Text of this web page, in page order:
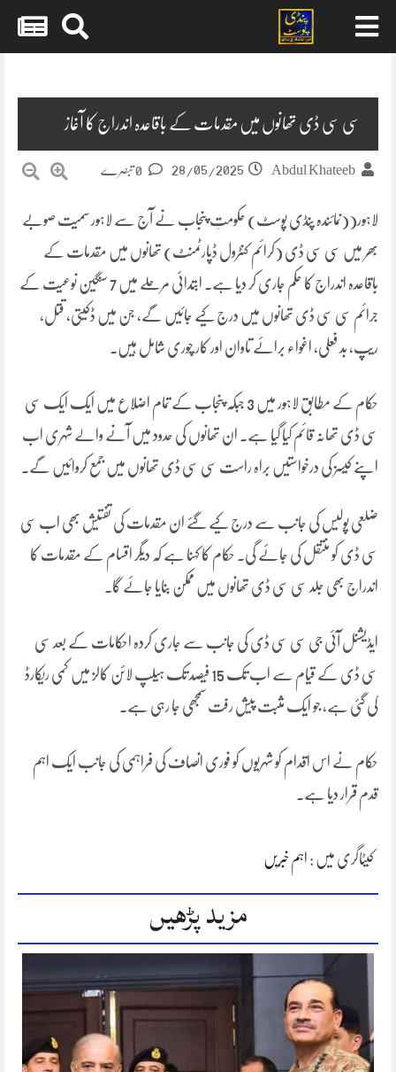
سی سی ڈی تھانوں میں مقدمات کے باقاعدہ اندراج کا آغاز
Abdul Khateeb
28/05/2025
لاہور((نمائندہ پنڈی پوسٹ) حکومتِ پنجاب نے آج سے لاہور سمیت صوبے
بھر میں سی سی ڈی (کرائم کنٹرول ڈپارٹمنٹ) تھانوں میں مقدمات کے
باقاعدہ اندراج کا حکم جاری کر دیا ہے۔ ابتدائی مرحلے میں 7 سنگین نوعیت کے
جرائم سی سی ڈی تھانوں میں درج کیے جائیں گے، جن میں ڈکیتی، قتل،
ریپ، بد فعلی، اغواء برائے تاوان اور کار چوری شامل ہیں۔
حکام کے مطابق لاہور میں 3 جبکہ پنجاب کے تمام اضلاع میں ایک ایک سی
سی ڈی تھانہ قائم کیا گیا ہے۔ ان تھانوں کی حدود میں آنے والے شہری اب
اپنے کیسز کی درخواستیں براہ راست سی سی ڈی تھانوں میں جمع کروائیں گے۔
ضلعی پولیس کی جانب سے درج کیے گئے ان مقدمات کی تفتیش بھی اب سی
سی ڈی کو منتقل کی جائے گی۔ حکام کا کہنا ہے کہ دیگر اقسام کے مقدمات کا
اندراج بھی جلد سی سی ڈی تھانوں میں ممکن بنایا جائے گا۔
ایڈیشنل آئی جی سی سی ڈی کی جانب سے جاری کردہ احکامات کے بعد سی
سی ڈی کے قیام سے اب تک 15 فیصد تک ہیلپ لائن کالز میں کمی ریکارڈ
کی گئی ہے، جو ایک مثبت پیش رفت سمجھی جا رہی ہے۔
حکام نے اس اقدام کو شہریوں کو فوری انصاف کی فراہمی کی جانب ایک اہم
قدم قرار دیا ہے۔
کیٹاگری میں : اہم خبریں
مزید پڑھیں